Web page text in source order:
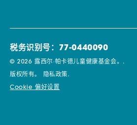
税务识别号：77-0440090
© 2026 露西尔·帕卡德儿童健康基金会。.
版权所有。 隐私政策.
Cookie 偏好设置